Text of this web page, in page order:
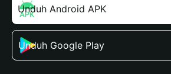
Unduh Android APK
Unduh Google Play